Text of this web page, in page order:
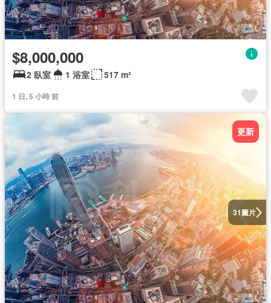
$8,000,000
2 臥室 1 浴室 517 m²
1 日, 5 小時 前
31圖片
更新